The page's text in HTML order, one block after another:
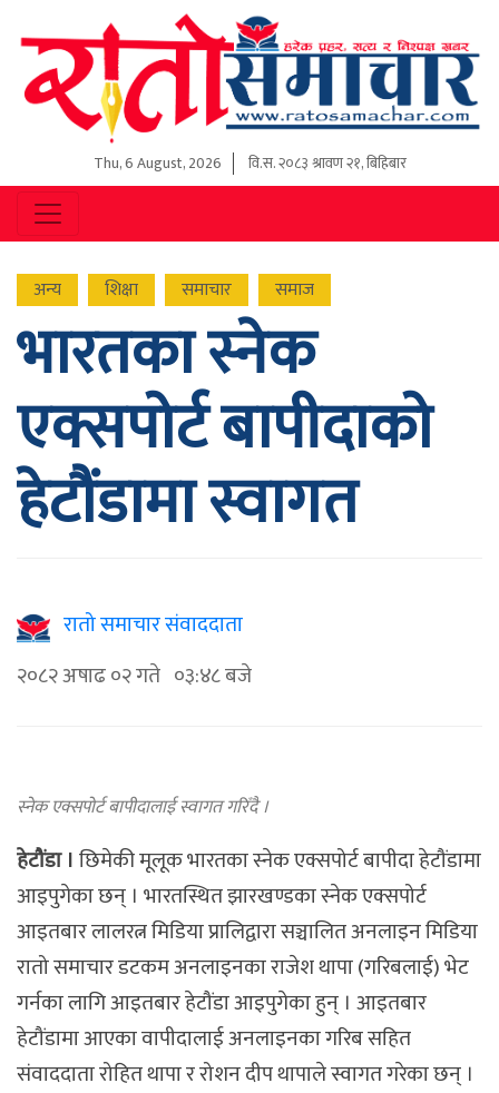
Thu, 6 August, 2026 वि.स.२०८३ श्रावण २१, बिहिबार
अन्य शिक्षा समाचार समाज
भारतका स्नेक
एक्सपोर्ट बापीदाको
हेटौंडामा स्वागत
रातो समाचार संवाददाता
२०८२ अषाढ ०२ गते ०३:४८ बजे
स्नेक एक्सपोर्ट बापीदालाई स्वागत गरिँदै ।
हेटौंडा ।छिमेकी मूलूक भारतका स्नेक एक्सपोर्ट बापीदा हेटौंडामा
आइपुगेका छन् । भारतस्थित झारखण्डका स्नेक एक्सपोर्ट
आइतबार लालरत्न मिडिया प्रालिद्वारा सञ्चालित अनलाइन मिडिया
रातो समाचार डटकम अनलाइनका राजेश थापा (गरिबलाई) भेट
गर्नका लागि आइतबार हेटौंडा आइपुगेका हुन् । आइतबार
हेटौंडामा आएका वापीदालाई अनलाइनका गरिब सहित
संवाददाता रोहित थापा र रोशन दीप थापाले स्वागत गरेका छन् ।